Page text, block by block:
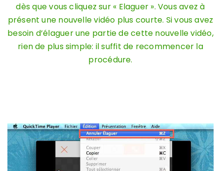
dès que vous cliquez sur « Elaguer ». Vous avez à
présent une nouvelle vidéo plus courte. Si vous avez
besoin d’élaguer une partie de cette nouvelle vidéo,
rien de plus simple: il suffit de recommencer la
procédure.